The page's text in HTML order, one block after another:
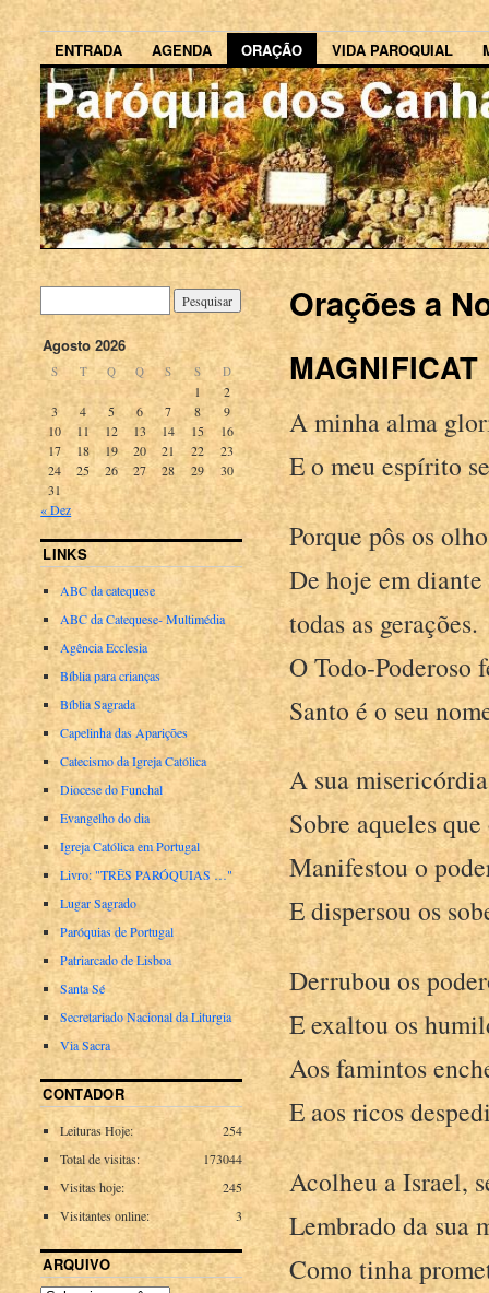
ENTRADA AGENDA ORAÇÃO VIDA PAROQUIAL
Orações a
MAGNIFICAT
A minha alma
E o meu espírito
Porque pôs os
De hoje em diante
todas as gerações.
O Todo-Poderoso
Santo é o seu
A sua
Sobre aqueles
Manifestou o
E dispersou os
Derrubou os
E exaltou os
Aos famintos
E aos ricos
Acolheu a Israel,
Lembrado da sua
Como tinha
Agosto 2026
S T Q Q S S D
1
2
3
4 5 6 7 8
9
10
11 12 13 14 15
16
17
18 19 20 21 22
23
24
25 26 27 28 29
30
31
« Dez
LINKS
ABC da catequese
ABC da Catequese- Multimédia
Agência Ecclesia
Bíblia para crianças
Bíblia Sagrada
Capelinha das Aparições
Catecismo da Igreja Católica
Diocese do Funchal
Evangelho do dia
Igreja Católica em Portugal
Livro: "TRÊS PARÓQUIAS …"
Lugar Sagrado
Paróquias de Portugal
Patriarcado de Lisboa
Santa Sé
Secretariado Nacional da Liturgia
Via Sacra
CONTADOR
254
Leituras Hoje:
173044
Total de visitas:
245
Visitas hoje:
3
Visitantes online:
ARQUIVO